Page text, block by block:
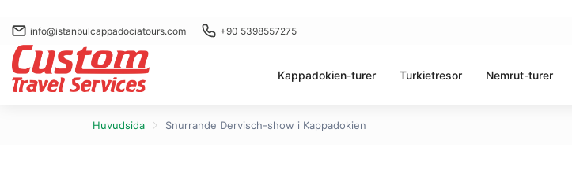
info@istanbulcappadociatours.com +90 5398557275
Kappadokien-turer Turkietresor Nemrut-turer
Huvudsida Snurrande Dervisch-show i Kappadokien